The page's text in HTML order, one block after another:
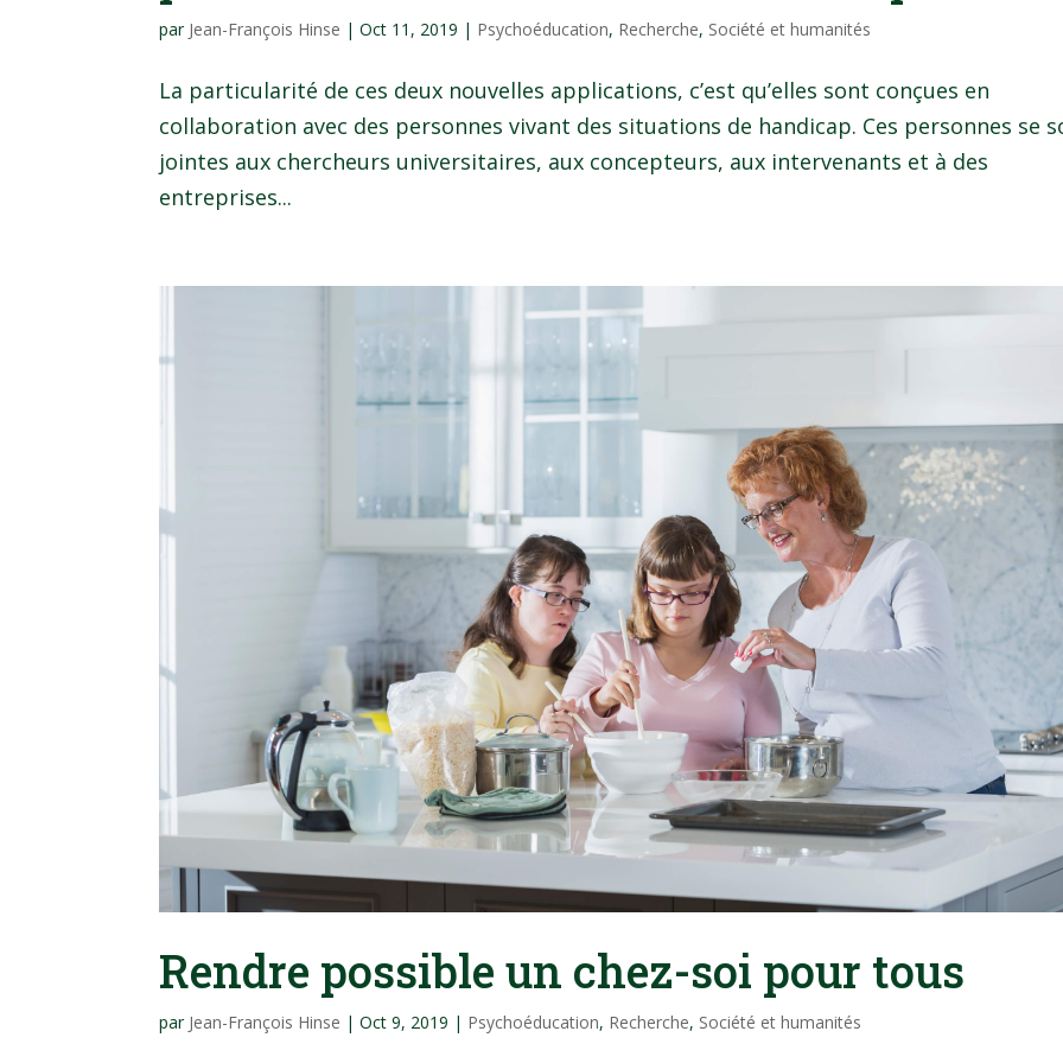
par Jean-François Hinse |Oct 11, 2019 | Psychoéducation, Recherche, Société et humanités
La particularité de ces deux nouvelles applications, c’est qu’elles sont conçues en
collaboration avec des personnes vivant des situations de handicap. Ces personnes se
jointes aux chercheurs universitaires, aux concepteurs, aux intervenants et à des
entreprises...
Rendre possible un chez-soi pour tous
par Jean-François Hinse |Oct 9, 2019 | Psychoéducation, Recherche, Société et humanités